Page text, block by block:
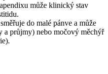
apendixu může klinický stav
do malé pánve a může
a průjmy) nebo močový měchýř